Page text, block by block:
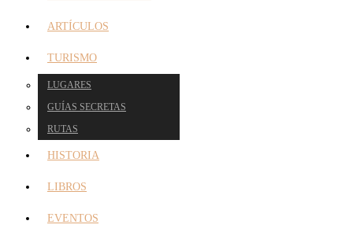
ARTÍCULOS
TURISMO
LUGARES
GUÍAS SECRETAS
RUTAS
HISTORIA
LIBROS
EVENTOS